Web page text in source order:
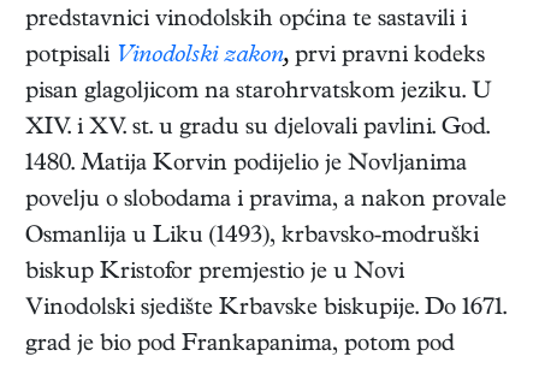
predstavnici vinodolskih općina te sastavili i
potpisali Vinodolski zakon, prvi pravni kodeks
pisan glagoljicom na starohrvatskom jeziku. U
XIV. i XV. st. u gradu su djelovali pavlini. God.
1480. Matija Korvin podijelio je Novljanima
povelju o slobodama i pravima, a nakon provale
Osmanlija u Liku (1493), krbavsko-modruški
biskup Kristofor premjestio je u Novi
Vinodolski sjedište Krbavske biskupije. Do 1671.
grad je bio pod Frankapanima, potom pod